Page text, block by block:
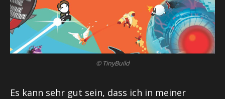
© TinyBuild
Es kann sehr gut sein, dass ich in meiner